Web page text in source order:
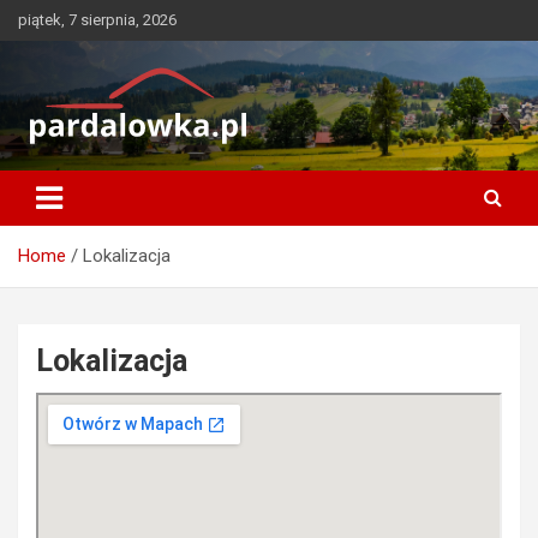
Skippiątek, 7 sierpnia, 2026
pardalowka.pl
Home Lokalizacja
Lokalizacja